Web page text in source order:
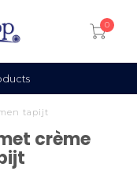
0
tapijt
crème